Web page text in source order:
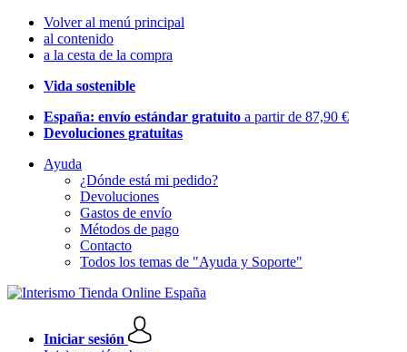
Volver al menú principal
al contenido
a la cesta de la compra
Vida sostenible
España: envío estándar gratuito a partir de 87,90 €
Devoluciones gratuitas
Ayuda
¿Dónde está mi pedido?
Devoluciones
Gastos de envío
Métodos de pago
Contacto
Todos los temas de "Ayuda y Soporte"
Iniciar sesión